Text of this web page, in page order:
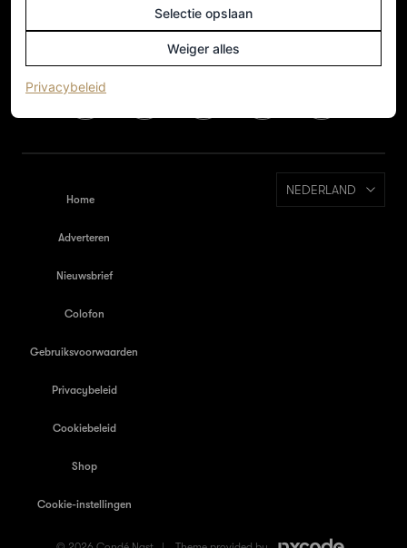
Home
Adverteren
Nieuwsbrief
Colofon
Gebruiksvoorwaarden
Privacybeleid
Cookiebeleid
Shop
Cookie-instellingen
NEDERLAND
Selectie opslaan
Weiger alles
Privacybeleid